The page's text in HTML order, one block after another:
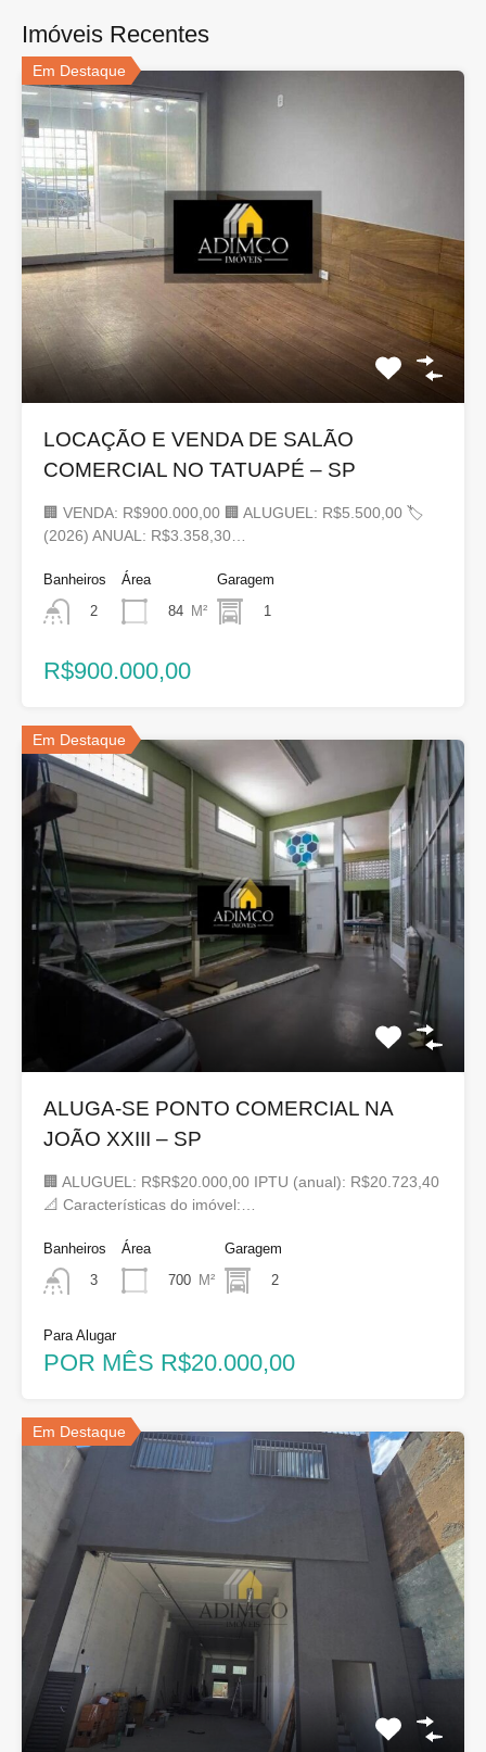
Imóveis Recentes
Em Destaque
LOCAÇÃO E VENDA DE SALÃO
COMERCIAL NO TATUAPÉ – SP
🏢 VENDA: R$900.000,00 🏢 ALUGUEL: R$5.500,00 🏷
(2026) ANUAL: R$3.358,30…
Banheiros
2
Área
84 M²
Garagem
1
R$900.000,00
Em Destaque
ALUGA-SE PONTO COMERCIAL NA
JOÃO XXIII – SP
🏢 ALUGUEL: R$R$20.000,00 IPTU (anual): R$20.723,40
📐 Características do imóvel:…
Banheiros
3
Área
700 M²
Garagem
2
Para Alugar
POR MÊS R$20.000,00
Em Destaque